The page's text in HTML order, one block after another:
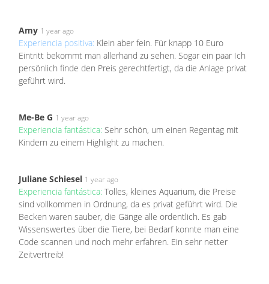
Amy 1 year ago
Experiencia positiva: Klein aber fein. Für knapp 10 Euro
Eintritt bekommt man allerhand zu sehen. Sogar ein paar Ich
persönlich finde den Preis gerechtfertigt, da die Anlage privat
geführt wird.
Me-Be G 1 year ago
Experiencia fantástica: Sehr schön, um einen Regentag mit
Kindern zu einem Highlight zu machen.
Juliane Schiesel 1 year ago
Experiencia fantástica: Tolles, kleines Aquarium, die Preise
sind vollkommen in Ordnung, da es privat geführt wird. Die
Becken waren sauber, die Gänge alle ordentlich. Es gab
Wissenswertes über die Tiere, bei Bedarf konnte man eine
Code scannen und noch mehr erfahren. Ein sehr netter
Zeitvertreib!